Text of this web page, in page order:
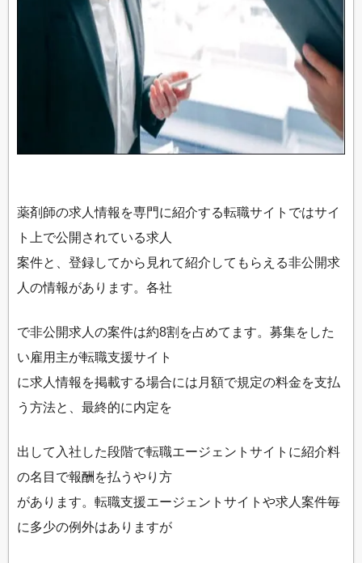
薬剤師の求人情報を専門に紹介する転職サイトではサイ
ト上で公開されている求人
案件と、登録してから見れて紹介してもらえる非公開求
人の情報があります。各社
で非公開求人の案件は約8割を占めてます。募集をした
い雇用主が転職支援サイト
に求人情報を掲載する場合には月額で規定の料金を支払
う方法と、最終的に内定を
出して入社した段階で転職エージェントサイトに紹介料
の名目で報酬を払うやり方
があります。転職支援エージェントサイトや求人案件毎
に多少の例外はありますが